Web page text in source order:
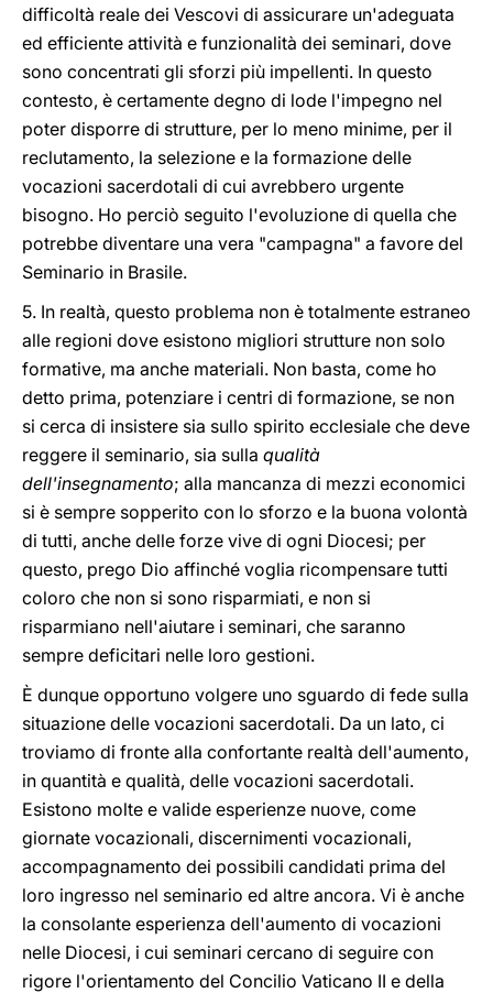
difficoltà reale dei Vescovi di assicurare un'adeguata
ed efficiente attività e funzionalità dei seminari, dove
sono concentrati gli sforzi più impellenti. In questo
contesto, è certamente degno di lode l'impegno nel
poter disporre di strutture, per lo meno minime, per il
reclutamento, la selezione e la formazione delle
vocazioni sacerdotali di cui avrebbero urgente
bisogno. Ho perciò seguito l'evoluzione di quella che
potrebbe diventare una vera "campagna" a favore del
Seminario in Brasile.
5. In realtà, questo problema non è totalmente estraneo
alle regioni dove esistono migliori strutture non solo
formative, ma anche materiali. Non basta, come ho
detto prima, potenziare i centri di formazione, se non
si cerca di insistere sia sullo spirito ecclesiale che deve
reggere il seminario, sia sulla qualità
dell'insegnamento; alla mancanza di mezzi economici
si è sempre sopperito con lo sforzo e la buona volontà
di tutti, anche delle forze vive di ogni Diocesi; per
questo, prego Dio affinché voglia ricompensare tutti
coloro che non si sono risparmiati, e non si
risparmiano nell'aiutare i seminari, che saranno
sempre deficitari nelle loro gestioni.
È dunque opportuno volgere uno sguardo di fede sulla
situazione delle vocazioni sacerdotali. Da un lato, ci
troviamo di fronte alla confortante realtà dell'aumento,
in quantità e qualità, delle vocazioni sacerdotali.
Esistono molte e valide esperienze nuove, come
giornate vocazionali, discernimenti vocazionali,
accompagnamento dei possibili candidati prima del
loro ingresso nel seminario ed altre ancora. Vi è anche
la consolante esperienza dell'aumento di vocazioni
nelle Diocesi, i cui seminari cercano di seguire con
rigore l'orientamento del Concilio Vaticano II e della